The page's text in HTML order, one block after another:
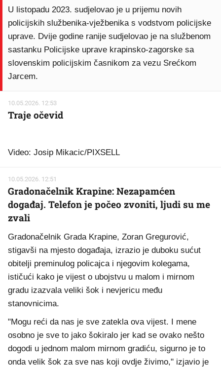
U listopadu 2023. sudjelovao je u prijemu novih
policijskih službenika-vježbenika s vodstvom policijske
uprave. Dvije godine ranije sudjelovao je na službenom
sastanku Policijske uprave krapinsko-zagorske sa
slovenskim policijskim časnikom za vezu Srećkom
Jarcem.
10.05.2026. 12:53
Traje očevid
Video: Josip Mikacic/PIXSELL
10.05.2026. 12:51
Gradonačelnik Krapine: Nezapamćen
događaj. Telefon je počeo zvoniti, ljudi su me
zvali
Gradonačelnik Grada Krapine, Zoran Gregurović,
stigavši na mjesto događaja, izrazio je duboku sućut
obitelji preminulog policajca i njegovim kolegama,
ističući kako je vijest o ubojstvu u malom i mirnom
gradu izazvala veliki šok i nevjericu među
stanovnicima.
"Mogu reći da nas je sve zatekla ova vijest. I mene
osobno je sve to jako šokiralo jer kad se ovako nešto
dogodi u jednom malom mirnom gradiću, sigurno je to
onda velik šok za sve nas koji ovdje živimo," izjavio je